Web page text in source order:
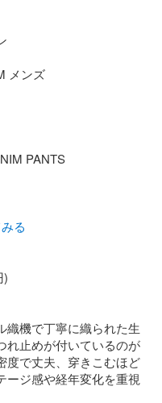
メンズ
PANTS
る
)
織機で丁寧に織られた生
れ止めが付いているのが
度で丈夫、穿きこむほど
ージ感や経年変化を重視